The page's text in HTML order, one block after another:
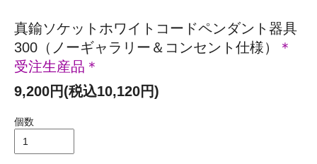
真鍮ソケットホワイトコードペンダント器具
300（ノーギャラリー＆コンセント仕様）
＊
受注生産品＊
9,200円(税込10,120円)
個数